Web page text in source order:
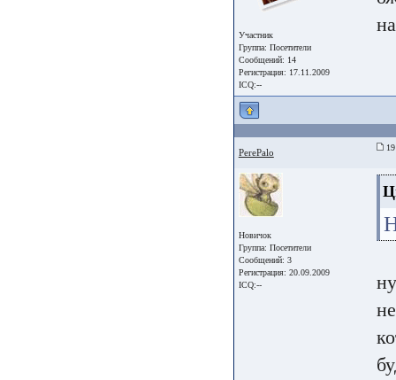
Участник
Группа: Посетители
Сообщений: 14
Регистрация: 17.11.2009
ICQ:--
PerePalo 19
Новичок
Группа: Посетители
Сообщений: 3
Регистрация: 20.09.2009
ICQ:--